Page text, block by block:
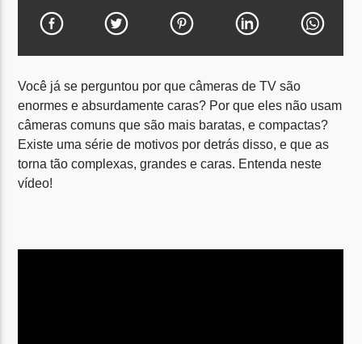
Título
Artista
NO AR
Você já se perguntou por que câmeras de TV são
enormes e absurdamente caras? Por que eles não usam
câmeras comuns que são mais baratas, e compactas?
Existe uma série de motivos por detrás disso, e que as
torna tão complexas, grandes e caras. Entenda neste
vídeo!